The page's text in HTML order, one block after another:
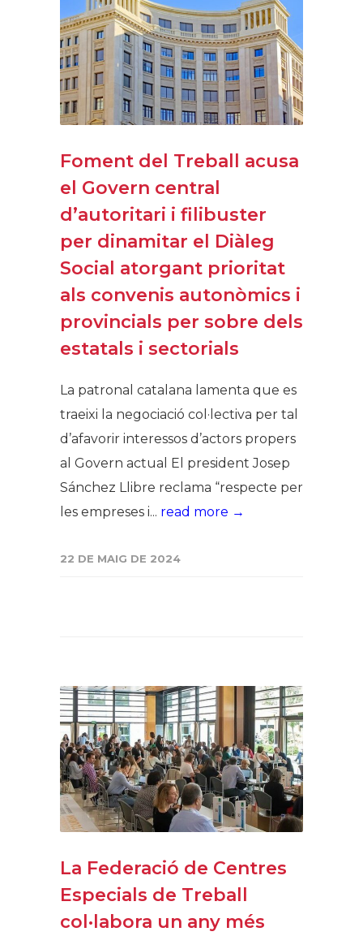
Foment del Treball acusa
el Govern central
d’autoritari i filibuster
per dinamitar el Diàleg
Social atorgant prioritat
als convenis autonòmics i
provincials per sobre dels
estatals i sectorials
La patronal catalana lamenta que es
traeixi la negociació col·lectiva per tal
d’afavorir interessos d’actors propers
al Govern actual El president Josep
Sánchez Llibre reclama “respecte per
les empreses i... read more →
22 DE MAIG DE 2024
La Federació de Centres
Especials de Treball
col·labora un any més